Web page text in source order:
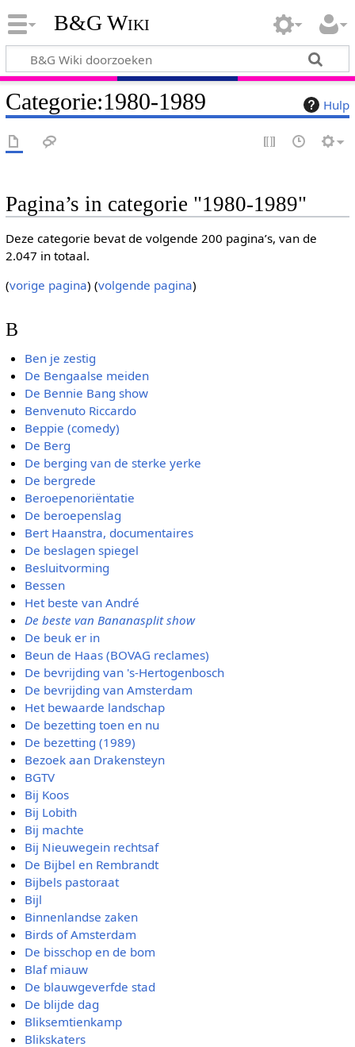
B&G Wiki
Hulp
Categorie:1980-1989
Pagina’s in categorie "1980-1989"
Deze categorie bevat de volgende 200 pagina’s, van de
2.047 in totaal.
(vorige pagina) (volgende pagina)
B
Ben je zestig
De Bengaalse meiden
De Bennie Bang show
Benvenuto Riccardo
Beppie (comedy)
De Berg
De berging van de sterke yerke
De bergrede
Beroepenoriëntatie
De beroepenslag
Bert Haanstra, documentaires
De beslagen spiegel
Besluitvorming
Bessen
Het beste van André
De beste van Bananasplit show
De beuk er in
Beun de Haas (BOVAG reclames)
De bevrijding van 's-Hertogenbosch
De bevrijding van Amsterdam
Het bewaarde landschap
De bezetting toen en nu
De bezetting (1989)
Bezoek aan Drakensteyn
BGTV
Bij Koos
Bij Lobith
Bij machte
Bij Nieuwegein rechtsaf
De Bijbel en Rembrandt
Bijbels pastoraat
Bijl
Binnenlandse zaken
Birds of Amsterdam
De bisschop en de bom
Blaf miauw
De blauwgeverfde stad
De blijde dag
Bliksemtienkamp
Blikskaters